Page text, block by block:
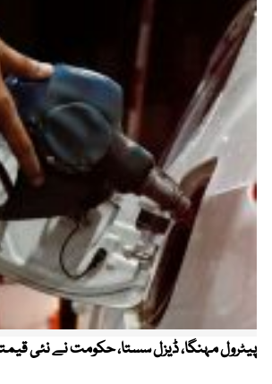
پیٹرول مہنگا، ڈیزل سستا، حکومت نے نئی